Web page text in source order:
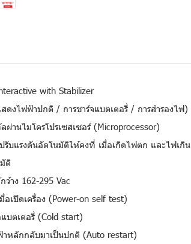
with Stabilizer
ดงไฟฟ้าปกติ / การชาร์จแบตเตอรี่ / การสำรองไฟ)
านไมโครโปรเซสเซอร์ (Microprocessor)
รับแรงดันอัตโนมัติให้คงที่ เมื่อเกิดไฟตก และไฟเกิน
ติ
ว้าง 162-295 Vac
เปิดเครื่อง (Power-on self test)
บตเตอรี่ (Cold start)
าหลักกลับมาเป็นปกติ (Auto restart)